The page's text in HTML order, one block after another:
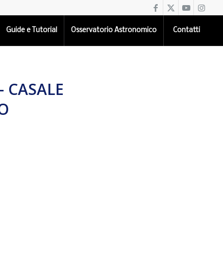
Guide e Tutorial Osservatorio Astronomico Contatti